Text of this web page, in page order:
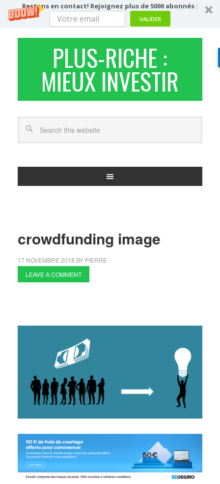
Restons en contact! Rejoignez plus de 5000 abonnés :
VALIDER
PLUS-RICHE :
MIEUX INVESTIR
crowdfunding image
17 NOVEMBRE 2018 BY PIERRE
LEAVE A COMMENT